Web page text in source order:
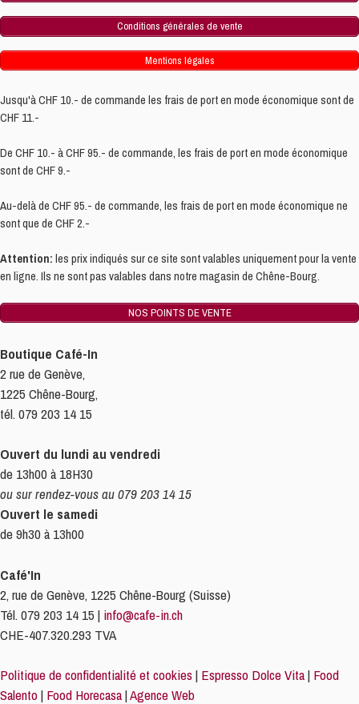
Conditions générales de vente
Mentions légales
Jusqu'à CHF 10.- de commande les frais de port en mode économique sont de
CHF 11.-
De CHF 10.- à CHF 95.- de commande, les frais de port en mode économique
sont de CHF 9.-
Au-delà de CHF 95.- de commande, les frais de port en mode économique ne
sont que de CHF 2.-
Attention: les prix indiqués sur ce site sont valables uniquement pour la vente
en ligne. Ils ne sont pas valables dans notre magasin de Chêne-Bourg.
NOS POINTS DE VENTE
Boutique Café-In
2 rue de Genève,
1225 Chêne-Bourg,
tél. 079 203 14 15
Ouvert du lundi au vendredi
de 13h00 à 18H30
ou sur rendez-vous au 079 203 14 15
Ouvert le samedi
de 9h30 à 13h00
Café'In
2, rue de Genève, 1225 Chêne-Bourg (Suisse)
Tél. 079 203 14 15 | info@cafe-in.ch
CHE-407.320.293 TVA
Politique de confidentialité et cookies| Espresso Dolce Vita| Food
Salento| Food Horecasa|Agence Web